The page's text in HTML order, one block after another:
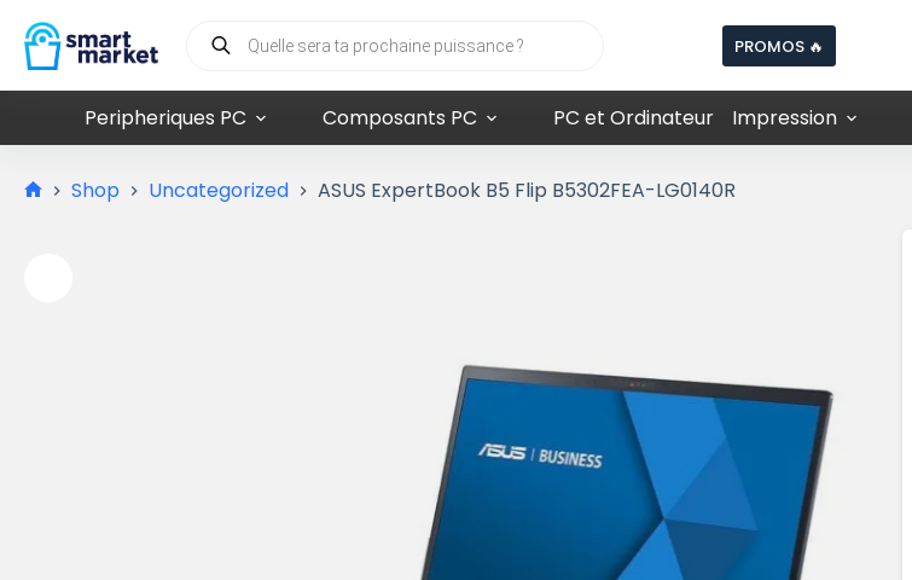
PROMOS 🔥
Peripheriques PC Composants PC PC et Ordinateur Impression
Shop Uncategorized ASUS ExpertBook B5 Flip B5302FEA-LG0140R